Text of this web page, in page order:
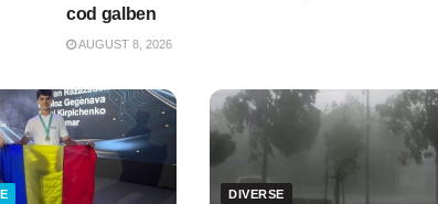
cod galben
AUGUST 8, 2026
DIVERSE